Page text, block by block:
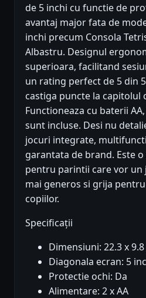
de 5 inchi cu functie de
avantaj major fata de
inchi precum Consola
Albastru. Designul
superioara, facilitand
un rating perfect de 5 din
castiga puncte la capitolul
Functioneaza cu baterii
sunt incluse. Desi nu
jocuri integrate,
garantata de brand. Este
pentru parintii care vor un
mai generos si grija
copiilor.
Specificații
Dimensiuni: 22.3 x
Diagonala ecran: 5
Protectie ochi: Da
Alimentare: 2 x AA